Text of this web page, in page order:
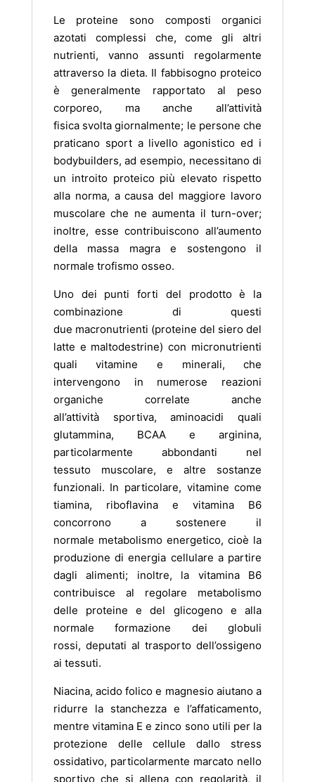
Le proteine sono composti organici
azotati complessi che, come gli altri
nutrienti, vanno assunti regolarmente
attraverso la dieta. Il fabbisogno proteico
è generalmente rapportato al peso
corporeo, ma anche all’attività
fisica svolta giornalmente; le persone che
praticano sport a livello agonistico ed i
bodybuilders, ad esempio, necessitano di
un introito proteico più elevato rispetto
alla norma, a causa del maggiore lavoro
muscolare che ne aumenta il turn-over;
inoltre, esse contribuiscono all’aumento
della massa magra e sostengono il
normale trofismo osseo.
Uno dei punti forti del prodotto è la
combinazione di questi
due macronutrienti (proteine del siero del
latte e maltodestrine) con micronutrienti
quali vitamine e minerali, che
intervengono in numerose reazioni
organiche correlate anche
all’attività sportiva, aminoacidi quali
glutammina, BCAA e arginina,
particolarmente abbondanti nel
tessuto muscolare, e altre sostanze
funzionali. In particolare, vitamine come
tiamina, riboflavina e vitamina B6
concorrono a sostenere il
normale metabolismo energetico, cioè la
produzione di energia cellulare a partire
dagli alimenti; inoltre, la vitamina B6
contribuisce al regolare metabolismo
delle proteine e del glicogeno e alla
normale formazione dei globuli
rossi, deputati al trasporto dell’ossigeno
ai tessuti.
Niacina, acido folico e magnesio aiutano a
ridurre la stanchezza e l’affaticamento,
mentre vitamina E e zinco sono utili per la
protezione delle cellule dallo stress
ossidativo, particolarmente marcato nello
sportivo che si allena con regolarità, il